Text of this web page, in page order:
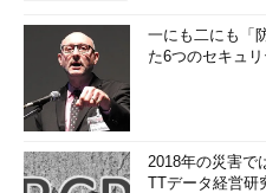
一にも二にも「
た6つのセキュ
2018年の災害で
TTデータ経営研